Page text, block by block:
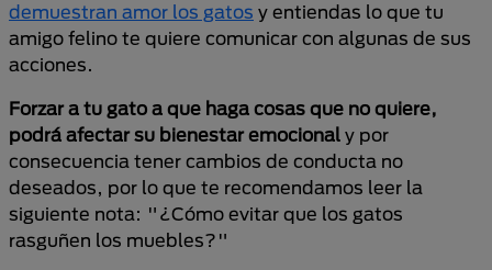
demuestran amor los gatos y entiendas lo que tu
amigo felino te quiere comunicar con algunas de sus
acciones.
Forzar a tu gato a que haga cosas que no quiere,
podrá afectar su bienestar emocional y por
consecuencia tener cambios de conducta no
deseados, por lo que te recomendamos leer la
siguiente nota: "¿Cómo evitar que los gatos
rasguñen los muebles?"